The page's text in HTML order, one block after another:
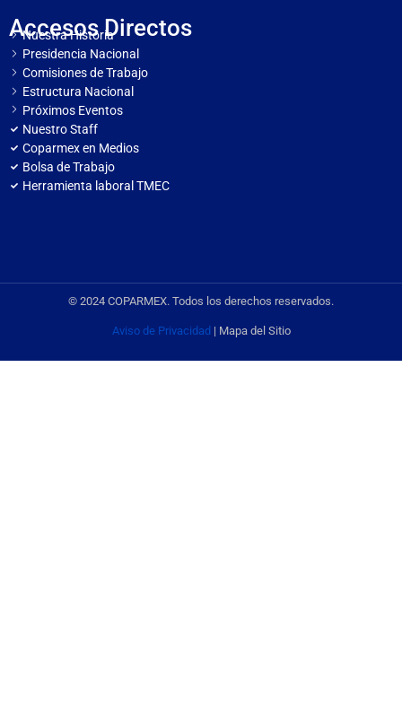
Accesos Directos
Nuestra Historia
Presidencia Nacional
Comisiones de Trabajo
Estructura Nacional
Próximos Eventos
Nuestro Staff
Coparmex en Medios
Bolsa de Trabajo
Herramienta laboral TMEC
© 2024 COPARMEX. Todos los derechos reservados.
Aviso de Privacidad | Mapa del Sitio